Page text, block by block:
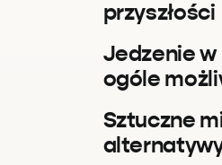
przyszłości
Jedzenie
ogóle
Sztuczne